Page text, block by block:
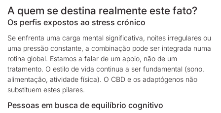
A quem se destina realmente este fato?
Os perfis expostos ao stress crónico
Se enfrenta uma carga mental significativa, noites irregulares ou
uma pressão constante, a combinação pode ser integrada numa
rotina global. Estamos a falar de um apoio, não de um
tratamento. O estilo de vida continua a ser fundamental (sono,
alimentação, atividade física). O CBD e os adaptógenos não
substituem estes pilares.
Pessoas em busca de equilíbrio cognitivo